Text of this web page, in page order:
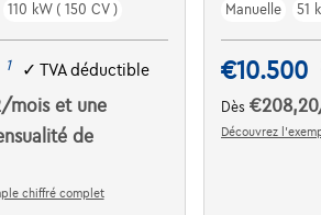
110 kW ( 150 CV )
1 ✓ TVA déductible
/mois et une
de
chiffré complet
Manuelle
51
€10.500
Dès€208,20
Découvrez